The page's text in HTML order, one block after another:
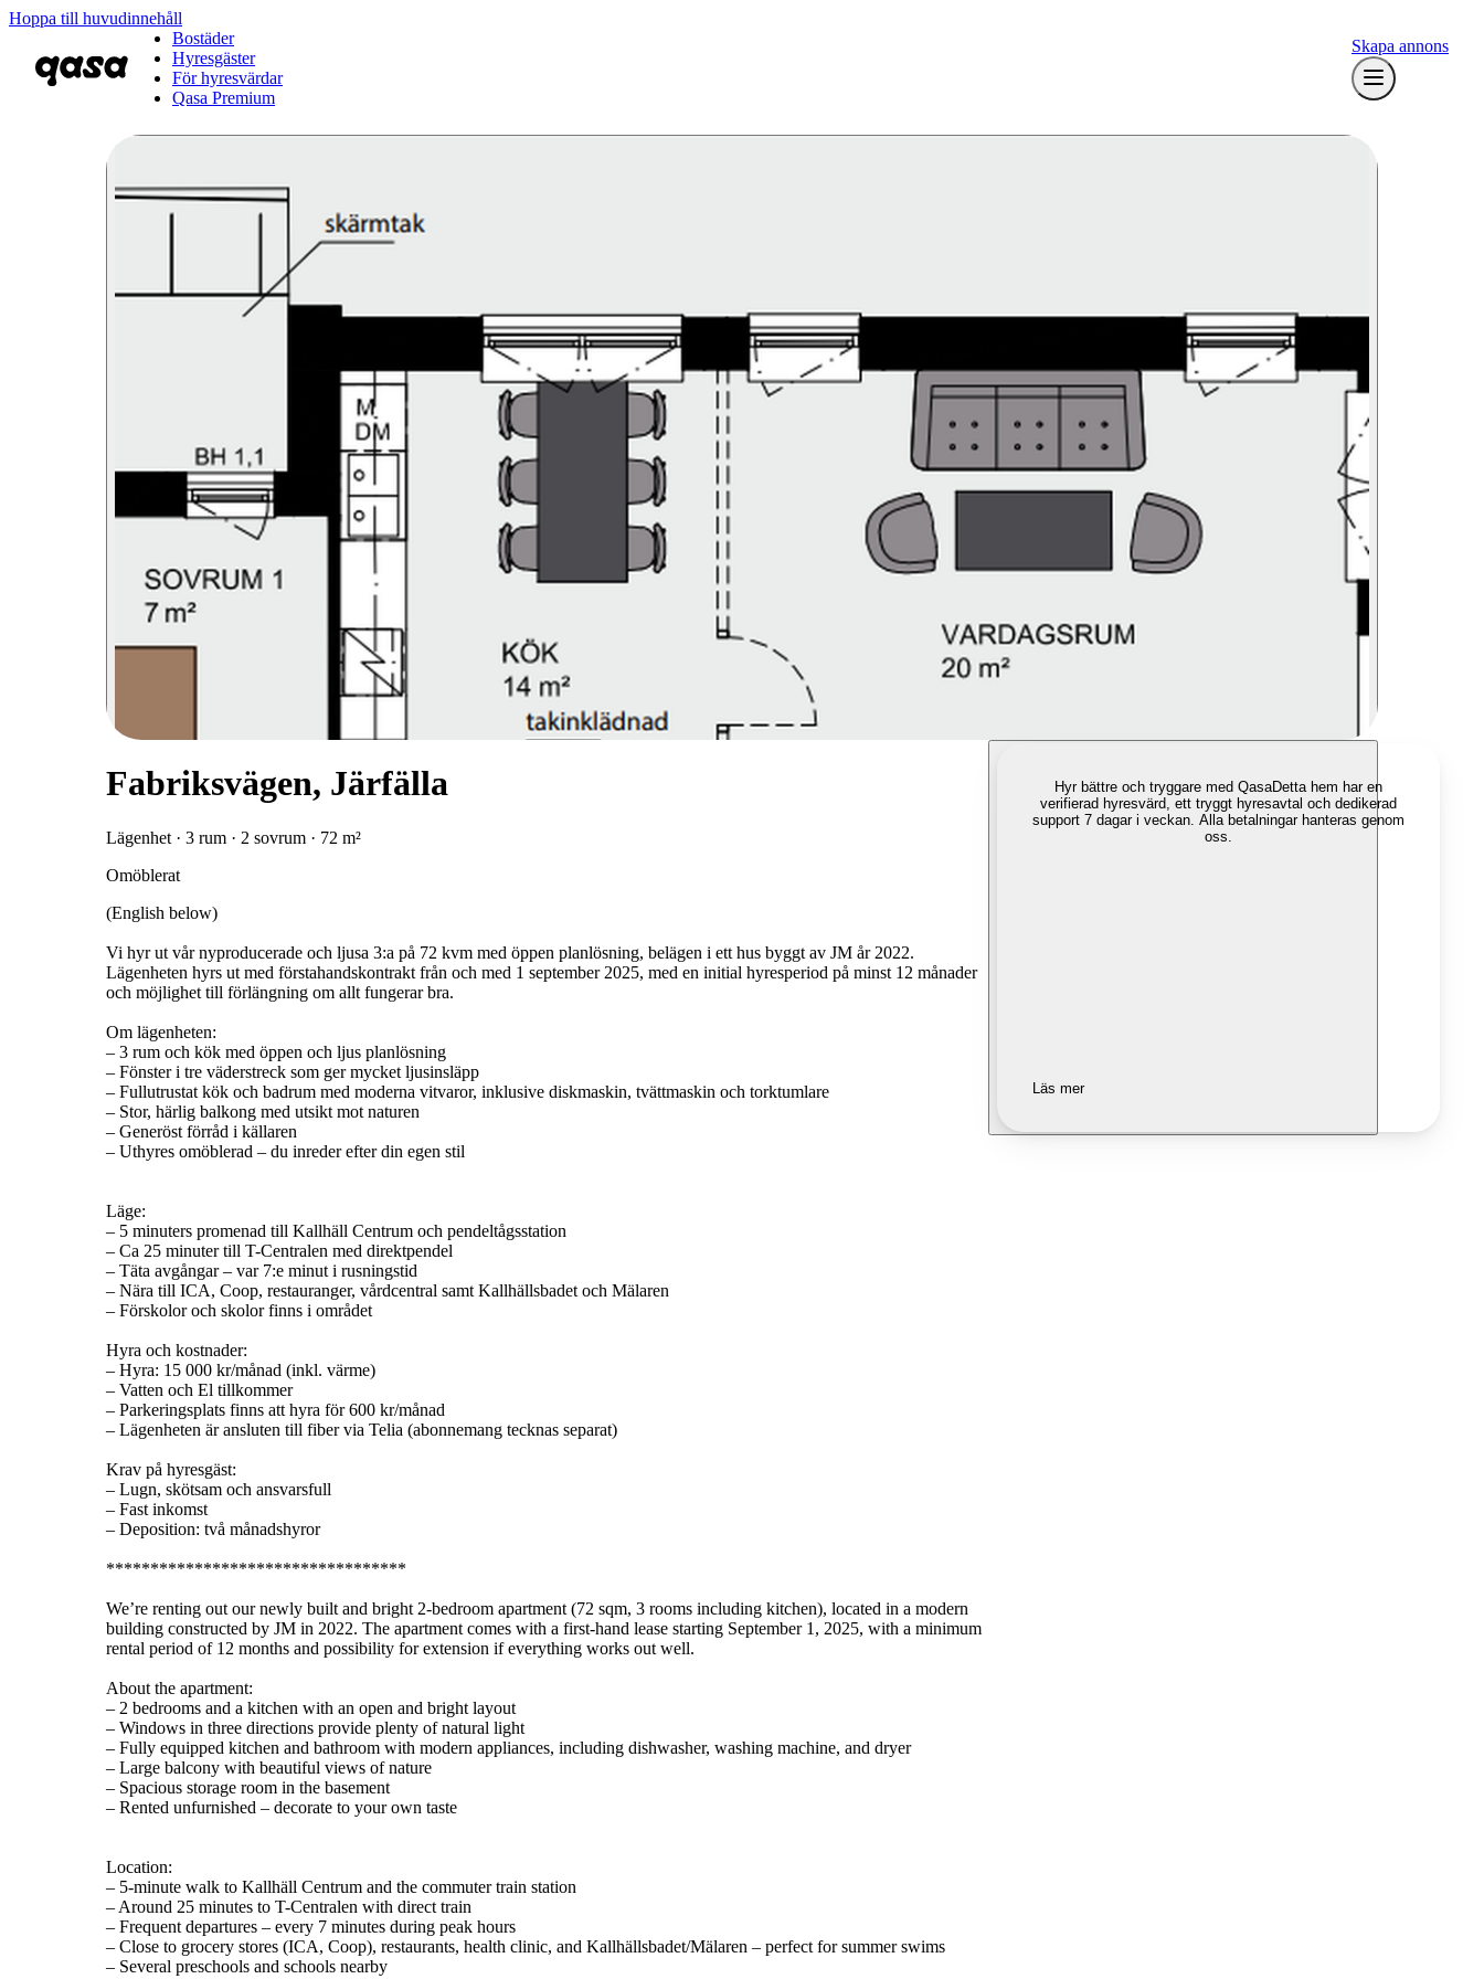
Hoppa till huvudinnehåll
Bostäder
Hyresgäster
För hyresvärdar
Qasa Premium
Skapa annons
Fabriksvägen, Järfälla
Lägenhet · 3 rum · 2 sovrum · 72 m²
Omöblerat
(English below)
Vi hyr ut vår nyproducerade och ljusa 3:a på 72 kvm med öppen planlösning, belägen i ett hus byggt av JM år 2022.
Lägenheten hyrs ut med förstahandskontrakt från och med 1 september 2025, med en initial hyresperiod på minst 12 månader
och möjlighet till förlängning om allt fungerar bra.
Om lägenheten:
– 3 rum och kök med öppen och ljus planlösning
– Fönster i tre väderstreck som ger mycket ljusinsläpp
– Fullutrustat kök och badrum med moderna vitvaror, inklusive diskmaskin, tvättmaskin och torktumlare
– Stor, härlig balkong med utsikt mot naturen
– Generöst förråd i källaren
– Uthyres omöblerad – du inreder efter din egen stil
Läge:
– 5 minuters promenad till Kallhäll Centrum och pendeltågsstation
– Ca 25 minuter till T-Centralen med direktpendel
– Täta avgångar – var 7:e minut i rusningstid
– Nära till ICA, Coop, restauranger, vårdcentral samt Kallhällsbadet och Mälaren
– Förskolor och skolor finns i området
Hyra och kostnader:
– Hyra: 15 000 kr/månad (inkl. värme)
– Vatten och El tillkommer
– Parkeringsplats finns att hyra för 600 kr/månad
– Lägenheten är ansluten till fiber via Telia (abonnemang tecknas separat)
Krav på hyresgäst:
– Lugn, skötsam och ansvarsfull
– Fast inkomst
– Deposition: två månadshyror
**********************************
We’re renting out our newly built and bright 2-bedroom apartment (72 sqm, 3 rooms including kitchen), located in a modern
building constructed by JM in 2022. The apartment comes with a first-hand lease starting September 1, 2025, with a minimum
rental period of 12 months and possibility for extension if everything works out well.
About the apartment:
– 2 bedrooms and a kitchen with an open and bright layout
– Windows in three directions provide plenty of natural light
– Fully equipped kitchen and bathroom with modern appliances, including dishwasher, washing machine, and dryer
– Large balcony with beautiful views of nature
– Spacious storage room in the basement
– Rented unfurnished – decorate to your own taste
Location:
– 5-minute walk to Kallhäll Centrum and the commuter train station
– Around 25 minutes to T-Centralen with direct train
– Frequent departures – every 7 minutes during peak hours
– Close to grocery stores (ICA, Coop), restaurants, health clinic, and Kallhällsbadet/Mälaren – perfect for summer swims
– Several preschools and schools nearby
Hyr bättre och tryggare med QasaDetta hem har en
verifierad hyresvärd, ett tryggt hyresavtal och dedikerad
support 7 dagar i veckan. Alla betalningar hanteras genom
oss.
Läs mer